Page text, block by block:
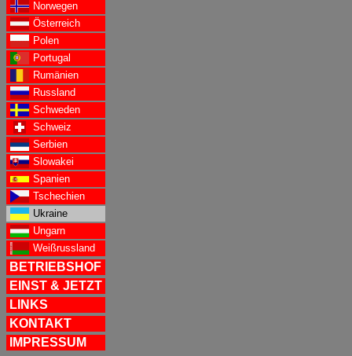
Norwegen
Österreich
Polen
Portugal
Rumänien
Russland
Schweden
Schweiz
Serbien
Slowakei
Spanien
Tschechien
Ukraine
Ungarn
Weißrussland
BETRIEBSHOF
EINST & JETZT
LINKS
KONTAKT
IMPRESSUM